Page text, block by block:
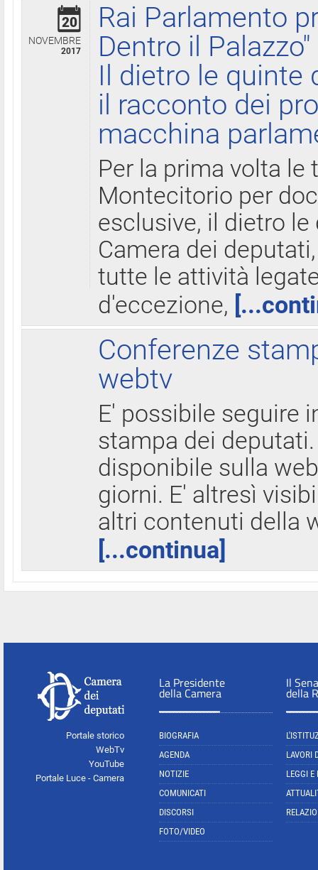
20
NOVEMBRE
2017
Rai Parlamento
Dentro il Palazzo"
Il dietro le quinte
il racconto dei
macchina
Per la prima volta le
Montecitorio per
esclusive, il dietro
Camera dei
tutte le attività
d'eccezione,
Conferenze
webtv
E' possibile seguire
stampa dei
disponibile sulla
giorni. E' altresì
altri contenuti della
[...continua]
Portale storico
WebTv
YouTube
Portale Luce - Camera
La Presidente
della Camera
BIOGRAFIA
AGENDA
NOTIZIE
COMUNICATI
DISCORSI
FOTO/VIDEO
Il
della
LAVORI
LEGGI E